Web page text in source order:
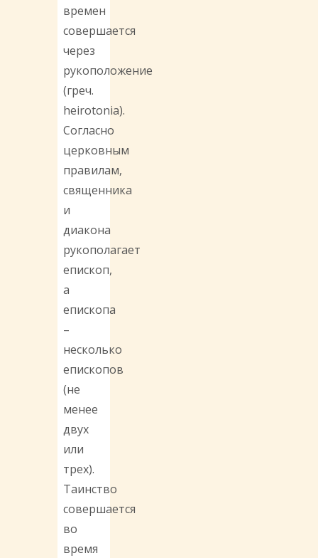
времен
совершается
через
рукоположение
(греч.
heirotonia).
Согласно
церковным
правилам,
священника
и
диакона
рукополагает
епископ,
а
епископа
–
несколько
епископов
(не
менее
двух
или
трех).
Таинство
совершается
во
время